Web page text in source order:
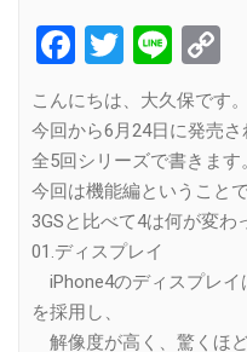
Facebook
Twitter
Line
こんにちは、大久保です。
今回から6月24日に発売
全5回シリーズで書きます。
今回は機能編ということで
3GSと比べて4は何が変わ
01.ディスプレイ
iPhone4のディスプレイ
を採用し、
解像度が高く、驚くほ